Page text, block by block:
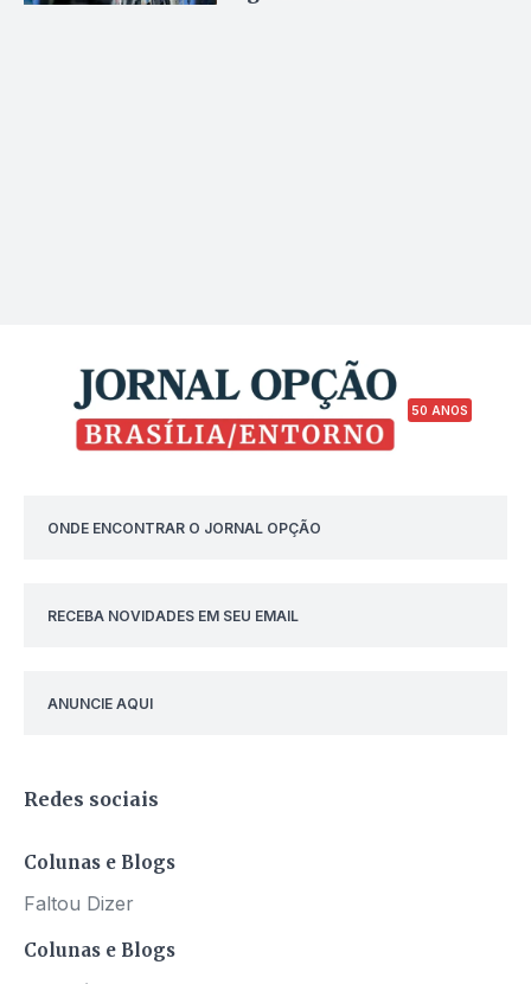
50 ANOS
ONDE ENCONTRAR O JORNAL OPÇÃO
RECEBA NOVIDADES EM SEU EMAIL
ANUNCIE AQUI
Redes sociais
Colunas e Blogs
Faltou Dizer
Colunas e Blogs